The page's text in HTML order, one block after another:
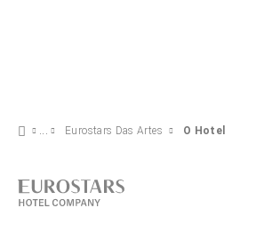
Eurostars Das Artes O Hotel